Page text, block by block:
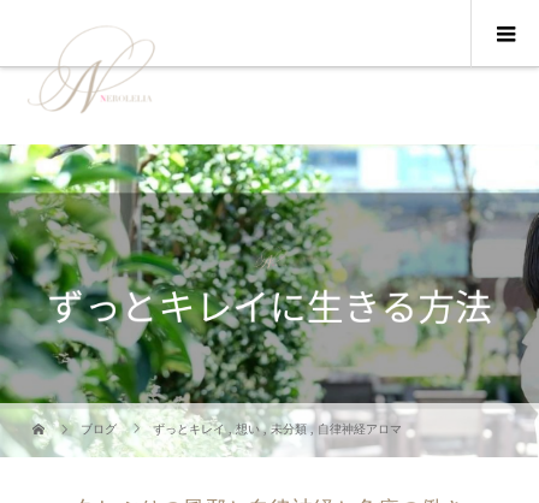
ブログ ずっとキレイ ,想い ,未分類 , 自律神経アロマ